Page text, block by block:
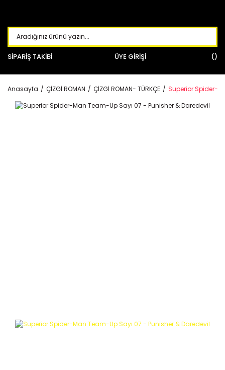
SİPARİŞ TAKİBİ ÜYE GİRİŞİ
Anasayfa ÇİZGİ ROMAN ÇİZGİ ROMAN- TÜRKÇE Superior Spider-